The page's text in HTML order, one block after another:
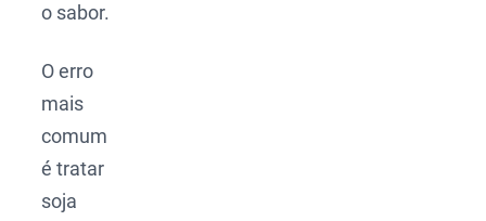
o sabor.
O erro
mais
comum
é tratar
soja